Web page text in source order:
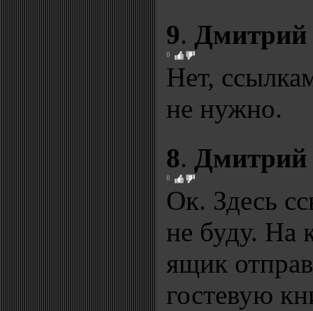
9. Дмитрий
0
Нет,
не нужно.
8. Дмитрий
0
Ок. Здесь
не буду. На
ящик
гостевую